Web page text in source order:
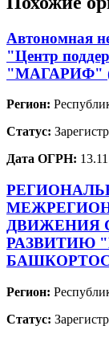
Автономная
"Центр
"МАГАРИФ"
Регион:
Статус:
Дата ОГРН:
ДВИЖЕНИЯ
РАЗВИТИЮ
Регион:
Статус: